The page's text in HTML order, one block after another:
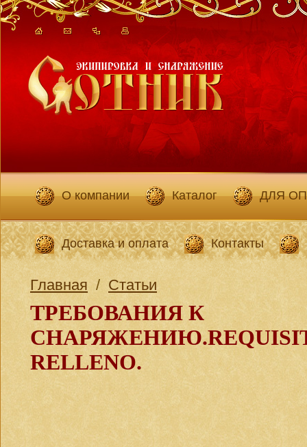
О компании Каталог ДЛЯ
Доставка и оплата Контакты
Главная / Статьи
ТРЕБОВАНИЯ К
RELLENO.